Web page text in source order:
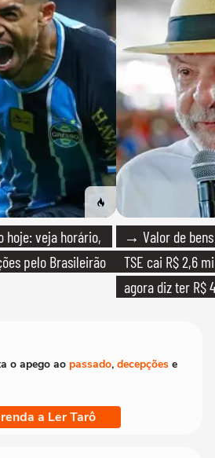
hoje: veja horário,
pelo Brasileirão
→ Valor de
TSE cai R$ 2,6
agora diz ter R$
o apego ao passado, decepções e
a Ler Tarô